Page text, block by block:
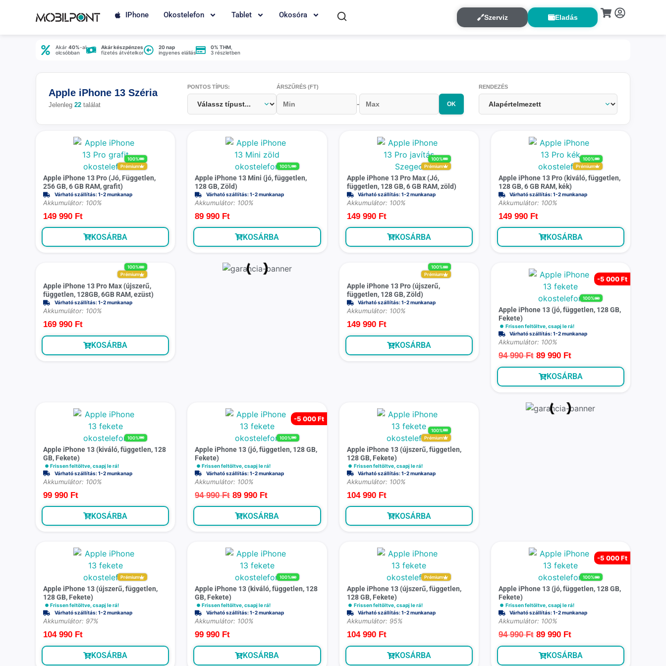
IPhone Okostelefon Tablet Okosóra Szerviz Eladás
Akár 40%-al
olcsóbban
Akár készpénzes
fizetés átvételkor
20 nap
ingyenes elállás
0% THM
3 részletben
Apple iPhone 13 Széria
Jelenleg 22 találat
PONTOS TÍPUS: ÁRSZŰRÉS (FT)
- OK
RENDEZÉS
100%
Prémium
Apple iPhone 13 Pro (Jó, Független,
256 GB, 6 GB RAM, grafit)
Várható szállítás: 1-2 munkanap
Akkumulátor: 100%
149 990 Ft
KOSÁRBA
100%
Apple iPhone 13 Mini (jó, független,
128 GB, Zöld)
Várható szállítás: 1-2 munkanap
Akkumulátor: 100%
89 990 Ft
KOSÁRBA
100%
Prémium
Apple iPhone 13 Pro Max (Jó,
független, 128 GB, 6 GB RAM, zöld)
Várható szállítás: 1-2 munkanap
Akkumulátor: 100%
149 990 Ft
KOSÁRBA
100%
Prémium
Apple iPhone 13 Pro (kiváló, független,
128 GB, 6 GB RAM, kék)
Várható szállítás: 1-2 munkanap
Akkumulátor: 100%
149 990 Ft
KOSÁRBA
100%
Prémium
Apple iPhone 13 Pro Max (újszerű,
független, 128GB, 6GB RAM, ezüst)
Várható szállítás: 1-2 munkanap
Akkumulátor: 100%
169 990 Ft
KOSÁRBA
100%
Prémium
Apple iPhone 13 Pro (újszerű,
független, 128 GB, Zöld)
Várható szállítás: 1-2 munkanap
Akkumulátor: 100%
149 990 Ft
KOSÁRBA
-5 000 Ft
100%
Apple iPhone 13 (jó, független, 128 GB,
Fekete)
Frissen feltöltve, csapj le rá!
Várható szállítás: 1-2 munkanap
Akkumulátor: 100%
94 990Ft 89 990 Ft
KOSÁRBA
100%
Apple iPhone 13 (kiváló, független, 128
GB, Fekete)
Frissen feltöltve, csapj le rá!
Várható szállítás: 1-2 munkanap
Akkumulátor: 100%
99 990 Ft
KOSÁRBA
-5 000 Ft
100%
Apple iPhone 13 (jó, független, 128 GB,
Fekete)
Frissen feltöltve, csapj le rá!
Várható szállítás: 1-2 munkanap
Akkumulátor: 100%
94 990Ft 89 990 Ft
KOSÁRBA
100%
Prémium
Apple iPhone 13 (újszerű, független,
128 GB, Fekete)
Frissen feltöltve, csapj le rá!
Várható szállítás: 1-2 munkanap
Akkumulátor: 100%
104 990 Ft
KOSÁRBA
Prémium
Apple iPhone 13 (újszerű, független,
128 GB, Fekete)
Frissen feltöltve, csapj le rá!
Várható szállítás: 1-2 munkanap
Akkumulátor: 97%
104 990 Ft
KOSÁRBA
100%
Apple iPhone 13 (kiváló, független, 128
GB, Fekete)
Frissen feltöltve, csapj le rá!
Várható szállítás: 1-2 munkanap
Akkumulátor: 100%
99 990 Ft
KOSÁRBA
Prémium
Apple iPhone 13 (újszerű, független,
128 GB, Fekete)
Frissen feltöltve, csapj le rá!
Várható szállítás: 1-2 munkanap
Akkumulátor: 95%
104 990 Ft
KOSÁRBA
-5 000 Ft
100%
Apple iPhone 13 (jó, független, 128 GB,
Fekete)
Frissen feltöltve, csapj le rá!
Várható szállítás: 1-2 munkanap
Akkumulátor: 100%
94 990Ft 89 990 Ft
KOSÁRBA